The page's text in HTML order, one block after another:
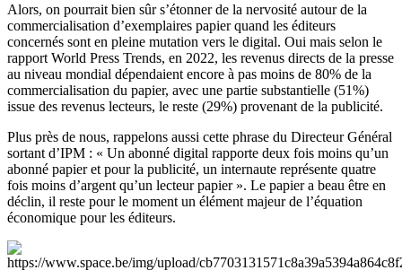
Alors, on pourrait bien sûr s’étonner de la nervosité autour de la
commercialisation d’exemplaires papier quand les éditeurs
concernés sont en pleine mutation vers le digital. Oui mais selon le
rapport World Press Trends, en 2022, les revenus directs de la presse
au niveau mondial dépendaient encore à pas moins de 80% de la
commercialisation du papier, avec une partie substantielle (51%)
issue des revenus lecteurs, le reste (29%) provenant de la publicité.
Plus près de nous, rappelons aussi cette phrase du Directeur Général
sortant d’IPM : « Un abonné digital rapporte deux fois moins qu’un
abonné papier et pour la publicité, un internaute représente quatre
fois moins d’argent qu’un lecteur papier ». Le papier a beau être en
déclin, il reste pour le moment un élément majeur de l’équation
économique pour les éditeurs.